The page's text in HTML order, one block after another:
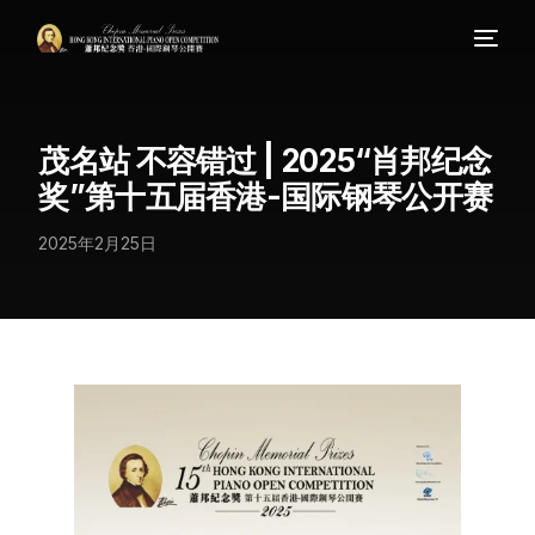
茂名站 不容错过 | 2025“肖邦纪念
奖”第十五届香港-国际钢琴公开赛
2025年2月25日